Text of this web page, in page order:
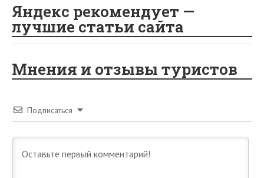
Яндекс рекомендует —
лучшие статьи сайта
Мнения и отзывы туристов
Подписаться